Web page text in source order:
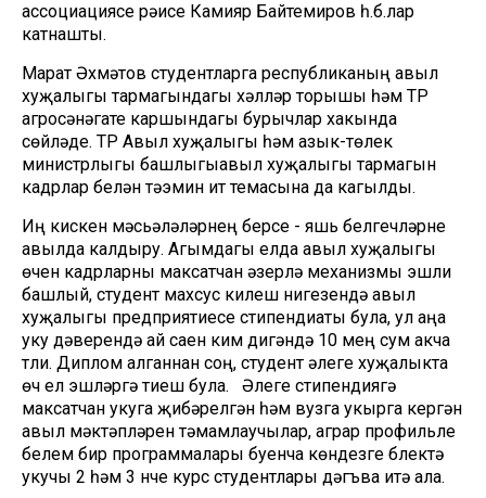
ассоциациясе рәисе Камияр Байтемиров һ.б.лар
катнашты.
Марат Әхмәтов студентларга республиканың авыл
хуҗалыгы тармагындагы хәлләр торышы һәм ТР
агросәнәгате каршындагы бурычлар хакында
сөйләде. ТР Авыл хуҗалыгы һәм азык-төлек
министрлыгы башлыгыавыл хуҗалыгы тармагын
кадрлар белән тәэмин итү темасына да кагылды.
Иң кискен мәсьәләләрнең берсе - яшь белгечләрне
авылда калдыру. Агымдагы елда авыл хуҗалыгы
өчен кадрларны максатчан әзерләү механизмы эшли
башлый, студент махсус килешү нигезендә авыл
хуҗалыгы предприятиесе стипендиаты була, ул аңа
уку дәверендә ай саен ким дигәндә 10 мең сум акча
түли. Диплом алганнан соң, студент әлеге хуҗалыкта
өч ел эшләргә тиеш була. Әлеге стипендиягә
максатчан укуга җибәрелгән һәм вузга укырга кергән
авыл мәктәпләрен тәмамлаучылар, аграр профильле
белем бирү программалары буенча көндезге бүлектә
укучы 2 һәм 3 нче курс студентлары дәгъва итә ала.